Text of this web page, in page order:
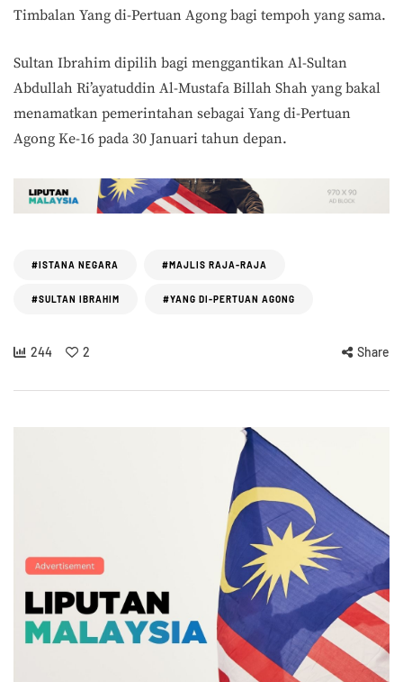
Timbalan Yang di-Pertuan Agong bagi tempoh yang sama.
Sultan Ibrahim dipilih bagi menggantikan Al-Sultan
Abdullah Ri’ayatuddin Al-Mustafa Billah Shah yang bakal
menamatkan pemerintahan sebagai Yang di-Pertuan
Agong Ke-16 pada 30 Januari tahun depan.
#ISTANA NEGARA #MAJLIS RAJA-RAJA
#SULTAN IBRAHIM #YANG DI-PERTUAN AGONG
244 2 Share